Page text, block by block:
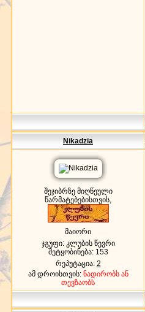
Nikadzia
შეჯიბრზე მიღწეული
წარმატებებისთვის,
მაიორი
ჯგუფი: კლუბის წევრი
შეტყობინება: 153
რეპუტაცია: 2
ამ დროისთვის: ნადირობს ან
თევზაობს